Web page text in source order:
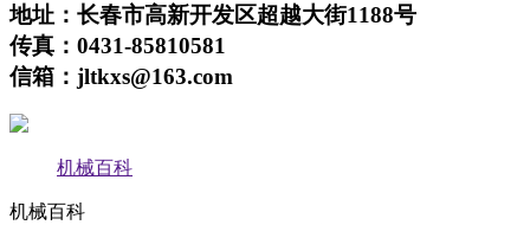
地址：长春市高新开发区超越大街1188号
传真：0431-85810581
信箱：jltkxs@163.com
机械百科
机械百科